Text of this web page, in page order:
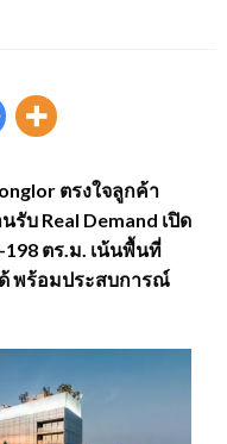
ตรงใจลูกค้า
บ Real Demand เปิด
198 ตร.ม. เน้นพื้นที่
พร้อมประสบการณ์